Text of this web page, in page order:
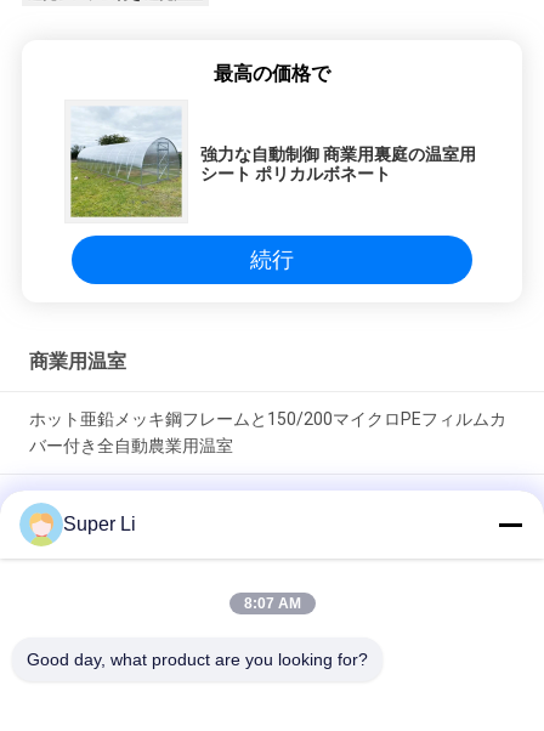
最高の価格で
強力な自動制御 商業用裏庭の温室用
シート ポリカルボネート
続行
商業用温室
ホット亜鉛メッキ鋼フレームと150/200マイクロPEフィルムカ
バー付き全自動農業用温室
シングルスペン高トンネル温室 ホットディップガルバनाइズド鋼
管枠と150/200マイクロPEフィルムカバー 機械式または電気ロ
ールアップ換気機能
耐久性のある単スパントンネル温室 熱浸し電熱鋼筋と150/200
能
Super Li
8:07 AM
Good day, what product are you looking for?